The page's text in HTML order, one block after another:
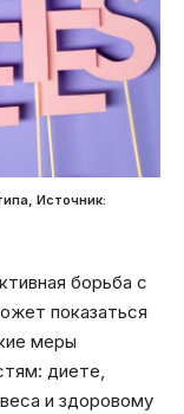
Источник:
борьба с
показаться
меры
диете,
и здоровому